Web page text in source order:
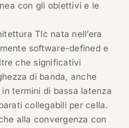
con gli obiettivi e le
Tlc nata nell’era
software-defined e
che significativi
di banda, anche
termini di bassa latenza
collegabili per cella.
alla convergenza con